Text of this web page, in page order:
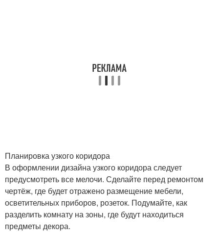
Прихожие в коридор
Большие прихожие Стандартная прихожая
Планировка узкого коридора
В оформлении дизайна узкого коридора следует
предусмотреть все мелочи. Сделайте перед ремонтом
чертёж, где будет отражено размещение мебели,
осветительных приборов, розеток. Подумайте, как
разделить комнату на зоны, где будут находиться
предметы декора.